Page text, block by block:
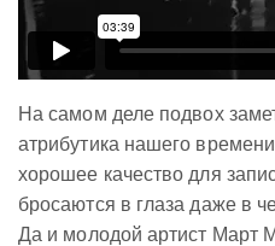
На самом деле подвох
атрибутика нашего
хорошее качество для
бросаются в глаза даже в
Да и молодой артист Март